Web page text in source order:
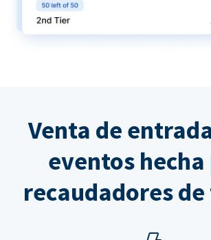
Venta de
eventos hecha
recaudadores